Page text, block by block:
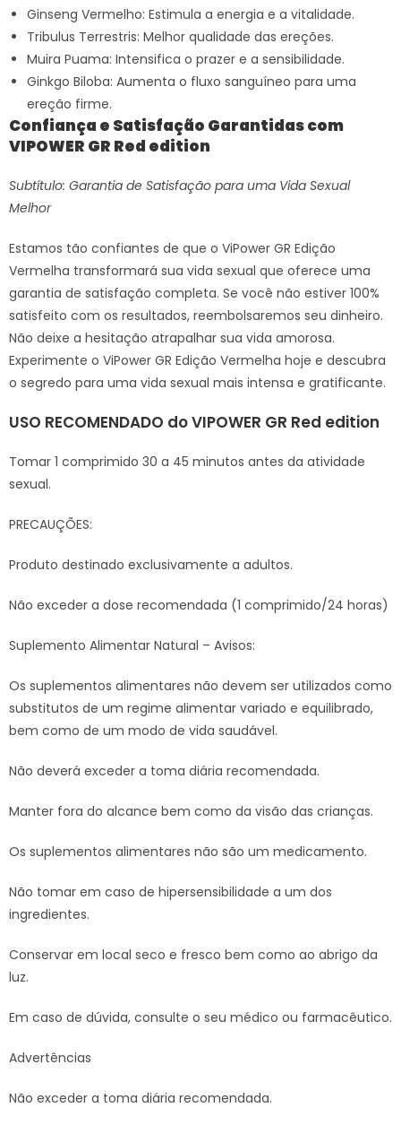
Ginseng Vermelho: Estimula a energia e a vitalidade.
Tribulus Terrestris: Melhor qualidade das ereções.
Muira Puama: Intensifica o prazer e a sensibilidade.
Ginkgo Biloba: Aumenta o fluxo sanguíneo para uma
ereção firme.
Confiança e Satisfação Garantidas com
VIPOWER GR Red edition
Subtítulo: Garantia de Satisfação para uma Vida Sexual
Melhor
Estamos tão confiantes de que o ViPower GR Edição
Vermelha transformará sua vida sexual que oferece uma
garantia de satisfação completa. Se você não estiver 100%
satisfeito com os resultados, reembolsaremos seu dinheiro.
Não deixe a hesitação atrapalhar sua vida amorosa.
Experimente o ViPower GR Edição Vermelha hoje e descubra
o segredo para uma vida sexual mais intensa e gratificante.
USO RECOMENDADO do VIPOWER GR Red edition
Tomar 1 comprimido 30 a 45 minutos antes da atividade
sexual.
PRECAUÇÕES:
Produto destinado exclusivamente a adultos.
Não exceder a dose recomendada (1 comprimido/24 horas)
Suplemento Alimentar Natural – Avisos:
Os suplementos alimentares não devem ser utilizados como
substitutos de um regime alimentar variado e equilibrado,
bem como de um modo de vida saudável.
Não deverá exceder a toma diária recomendada.
Manter fora do alcance bem como da visão das crianças.
Os suplementos alimentares não são um medicamento.
Não tomar em caso de hipersensibilidade a um dos
ingredientes.
Conservar em local seco e fresco bem como ao abrigo da
luz.
Em caso de dúvida, consulte o seu médico ou farmacêutico.
Advertências
Não exceder a toma diária recomendada.